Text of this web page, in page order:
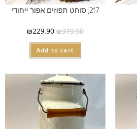
J217 סוחט תפוזים אפור ייחודי
₪319.90
₪229.90
Add to cart